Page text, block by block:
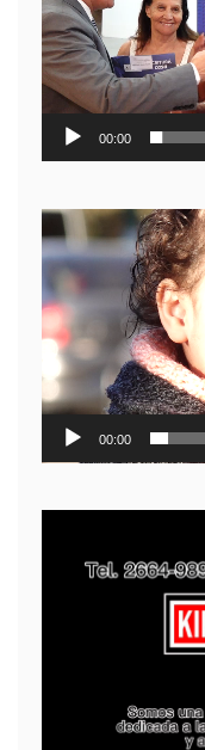
00:00
Reproductor
de
video
00:00